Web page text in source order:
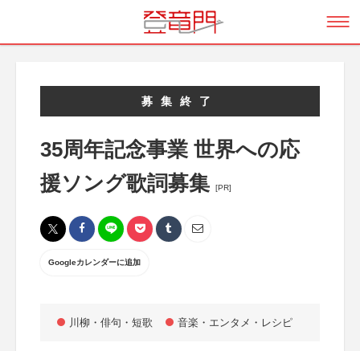
募集終了
35周年記念事業 世界への応
援ソング歌詞募集
[PR]
Googleカレンダーに追加
川柳・俳句・短歌 音楽・エンタメ・レシピ